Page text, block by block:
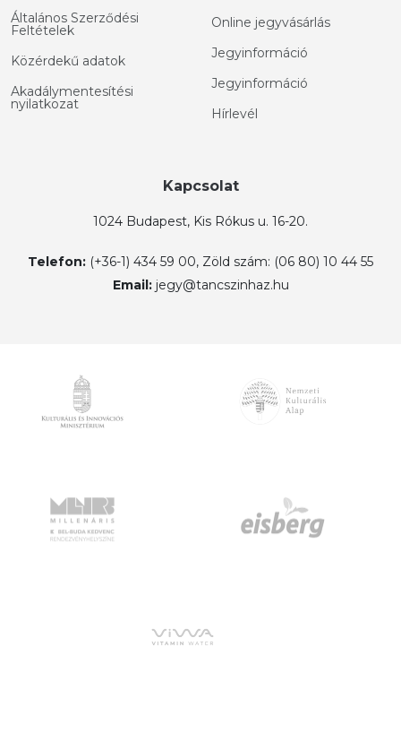
Általános Szerződési
Feltételek
Közérdekű adatok
Akadálymentesítési
nyilatkozat
Online jegyvásárlás
Jegyinformáció
Jegyinformáció
Hírlevél
Kapcsolat
1024 Budapest, Kis Rókus u. 16-20.
Telefon: (+36-1) 434 59 00, Zöld szám: (06 80) 10 44 55
Email: jegy@tancszinhaz.hu